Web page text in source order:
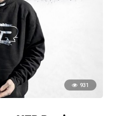
931